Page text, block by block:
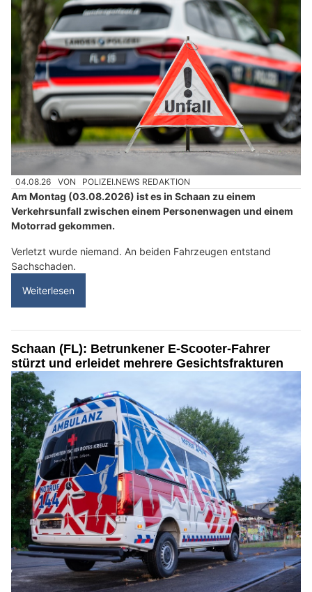
04.08.26 VON POLIZEI.NEWS REDAKTION
Am Montag (03.08.2026) ist es in Schaan zu einem
Verkehrsunfall zwischen einem Personenwagen und einem
Motorrad gekommen.
Verletzt wurde niemand. An beiden Fahrzeugen entstand
Sachschaden.
Weiterlesen
Schaan (FL): Betrunkener E-Scooter-Fahrer
stürzt und erleidet mehrere Gesichtsfrakturen